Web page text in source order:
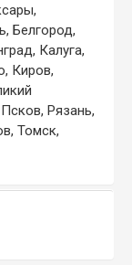
Белгород,
Калуга,
Киров,
Рязань,
Томск,